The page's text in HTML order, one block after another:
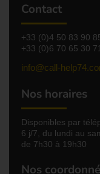
Contact
+33 (0)4 50 83 90
+33 (0)6 70 65 30 71
info@call-
Nos horaires
Disponibles par
6 j/7, du lundi au
de 7h30 à 19h30
Nos